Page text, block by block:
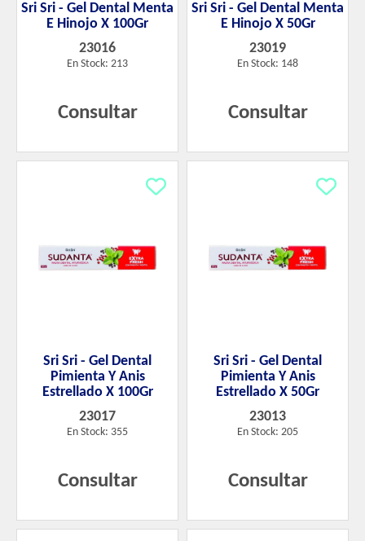
Sri Sri - Gel Dental Menta
E Hinojo X 100Gr
23016
En Stock: 213
Consultar
Sri Sri - Gel Dental Menta
E Hinojo X 50Gr
23019
En Stock: 148
Consultar
Sri Sri - Gel Dental
Pimienta Y Anis
Estrellado X 100Gr
23017
En Stock: 355
Consultar
Sri Sri - Gel Dental
Pimienta Y Anis
Estrellado X 50Gr
23013
En Stock: 205
Consultar